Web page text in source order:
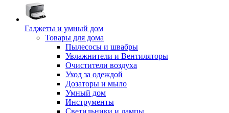
Гаджеты и умный дом
Товары для дома
Пылесосы и швабры
Увлажнители и Вентиляторы
Очистители воздуха
Уход за одеждой
Дозаторы и мыло
Умный дом
Инструменты
Светильники и лампы